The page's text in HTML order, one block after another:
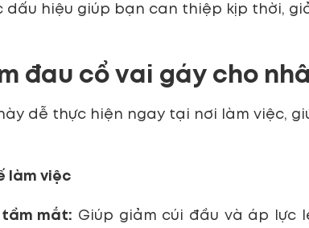
dấu hiệu giúp bạn can thiệp kịp thời,
đau cổ vai gáy cho
dễ thực hiện ngay tại nơi làm việc,
làm việc
tầm mắt: Giúp giảm cúi đầu và áp lực